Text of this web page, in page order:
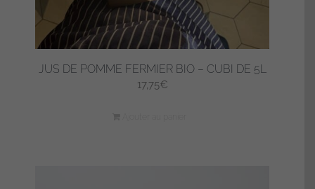
JUS DE POMME FERMIER BIO – CUBI DE 5L
17,75€